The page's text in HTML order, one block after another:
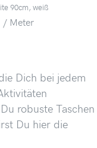
90cm, weiß
/ Meter
Dich bei jedem
robuste Taschen
Du hier die